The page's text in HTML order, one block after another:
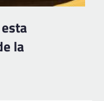
la